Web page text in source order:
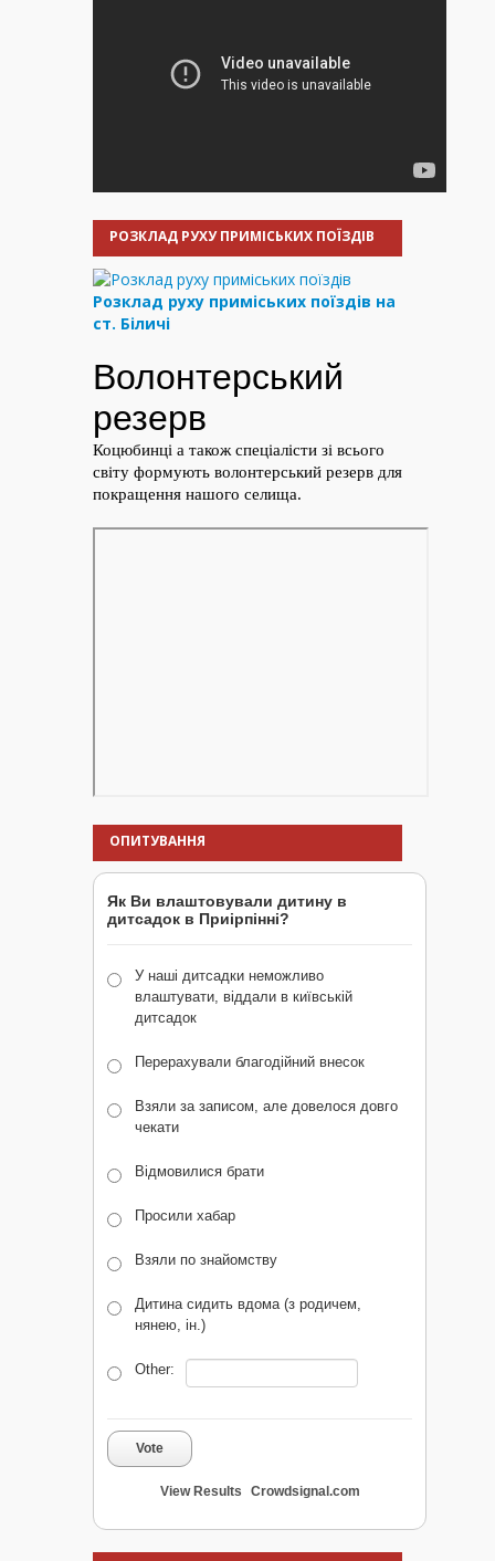
РОЗКЛАД РУХУ ПРИМІСЬКИХ ПОЇЗДІВ
Розклад руху приміських поїздів на
ст. Біличі
ОПИТУВАННЯ
Як Ви влаштовували дитину в
дитсадок в Приірпінні?
У наші дитсадки неможливо
влаштувати, віддали в київській
дитсадок
Перерахували благодійний внесок
Взяли за записом, але довелося довго
чекати
Відмовилися брати
Просили хабар
Взяли по знайомству
Дитина сидить вдома (з родичем,
нянею, ін.)
Other:
Vote
View Results Crowdsignal.com